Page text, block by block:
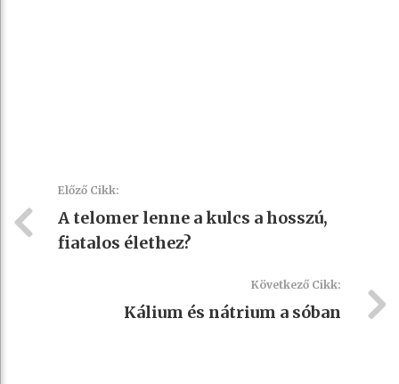
Előző Cikk:
A telomer lenne a kulcs a hosszú,
fiatalos élethez?
Következő Cikk:
Kálium és nátrium a sóban